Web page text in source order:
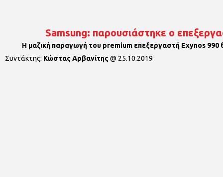
Samsung: παρουσιάστηκε ο
Η μαζική παραγωγή του premium επεξεργαστή Exynos 990
Συντάκτης: Κώστας Αρβανίτης @ 25.10.2019